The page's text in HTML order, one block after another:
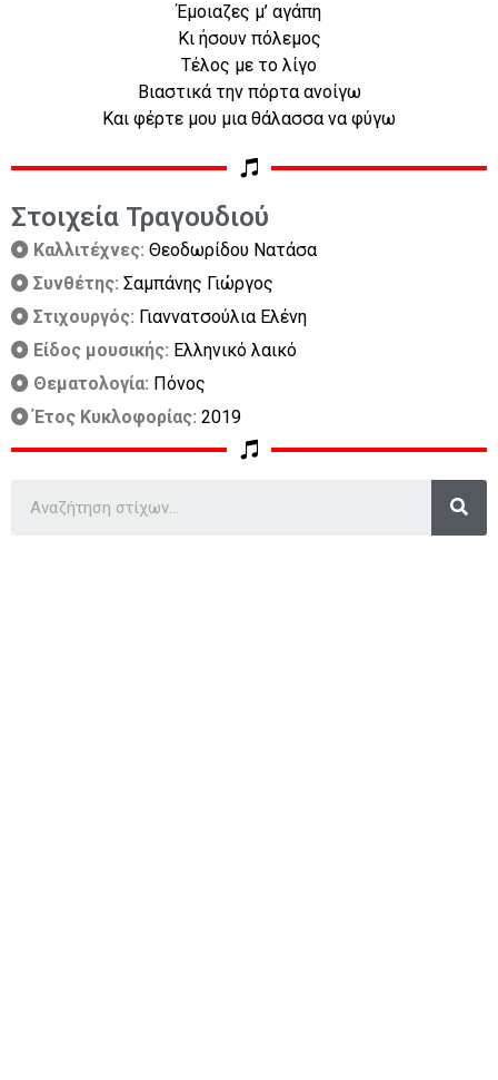
Έμοιαζες μ’ αγάπη
Κι ήσουν πόλεμος
Τέλος με το λίγο
Βιαστικά την πόρτα ανοίγω
Και φέρτε μου μια θάλασσα να φύγω
Στοιχεία Τραγουδιού
Καλλιτέχνες: Θεοδωρίδου Νατάσα
Συνθέτης: Σαμπάνης Γιώργος
Στιχουργός: Γιαννατσούλια Ελένη
Είδος μουσικής: Ελληνικό λαικό
Θεματολογία: Πόνος
Έτος Κυκλοφορίας: 2019